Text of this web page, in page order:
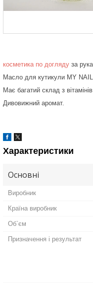
косметика по догляду за
Масло для кутикули MY
Має багатий склад з
Дивовижний аромат.
Характеристики
Основні
Виробник
Країна виробник
Об`єм
Призначення і результат